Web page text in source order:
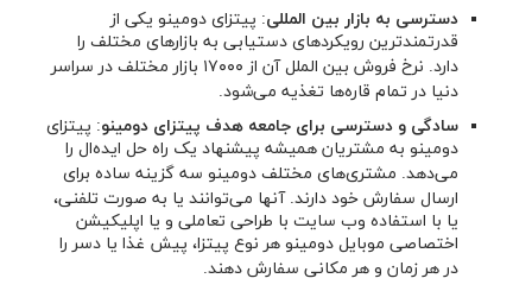
دسترسی به بازار بین المللی: پیتزای دومینو یکی از
قدرتمندترین رویکردهای دستیابی به بازارهای مختلف را
دارد. نرخ فروش بین الملل آن از ۱۷۰۰۰ بازار مختلف در سراسر
دنیا در تمام قاره‌ها تغذیه می‌شود.
سادگی و دسترسی برای جامعه هدف پیتزای دومینو: پیتزای
دومینو به مشتریان همیشه پیشنهاد یک راه حل ایده‌ال را
می‌دهد. مشتری‌های مختلف دومینو سه گزینه ساده برای
ارسال سفارش خود دارند. آنها می‌توانند یا به صورت تلفنی،
یا با استفاده وب سایت با طراحی تعاملی و یا اپلیکیشن
اختصاصی موبایل دومینو هر نوع پیتزا، پیش غذا یا دسر را
در هر زمان و هر مکانی سفارش دهند.